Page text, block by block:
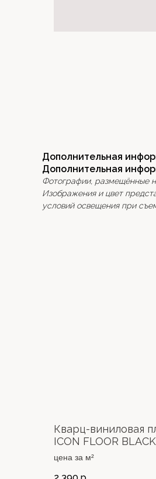
Дополнительная
Дополнительная
Фотографии, размещённые
Изображения и цвет
условий освещения при
Кварц-виниловая
ICON FLOOR
цена за м²